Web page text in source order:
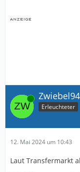
Online Zwiebel94
Erleuchteter
12. Mai 2024 um 10:43
Laut Transfermarkt